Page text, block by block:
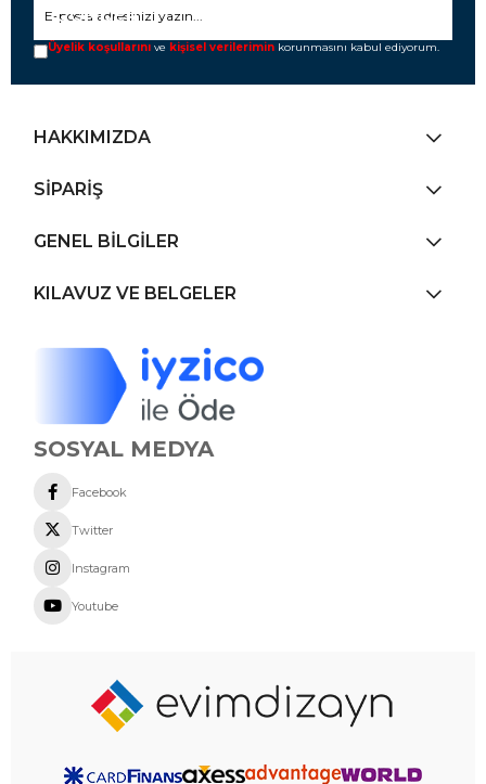
GÖNDER
Üyelik koşullarını ve kişisel verilerimin korunmasını kabul ediyorum.
HAKKIMIZDA
SİPARİŞ
GENEL BİLGİLER
KILAVUZ VE BELGELER
SOSYAL MEDYA
Facebook
Twitter
Instagram
Youtube